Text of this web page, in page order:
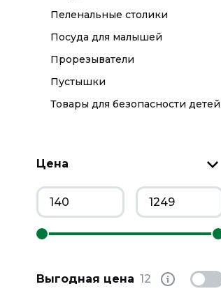
Пеленальные столики
Посуда для малышей
Прорезыватели
Пустышки
Товары для безопасности детей
Цена
Выгодная цена 12